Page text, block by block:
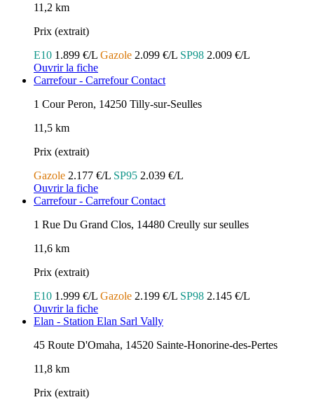
11,2 km
Prix (extrait)
E10 1.899 €/L Gazole 2.099 €/L SP98 2.009 €/L
Ouvrir la fiche
Carrefour - Carrefour Contact
1 Cour Peron, 14250 Tilly-sur-Seulles
11,5 km
Prix (extrait)
Gazole 2.177 €/L SP95 2.039 €/L
Ouvrir la fiche
Carrefour - Carrefour Contact
1 Rue Du Grand Clos, 14480 Creully sur seulles
11,6 km
Prix (extrait)
E10 1.999 €/L Gazole 2.199 €/L SP98 2.145 €/L
Ouvrir la fiche
Elan - Station Elan Sarl Vally
45 Route D'Omaha, 14520 Sainte-Honorine-des-Pertes
11,8 km
Prix (extrait)